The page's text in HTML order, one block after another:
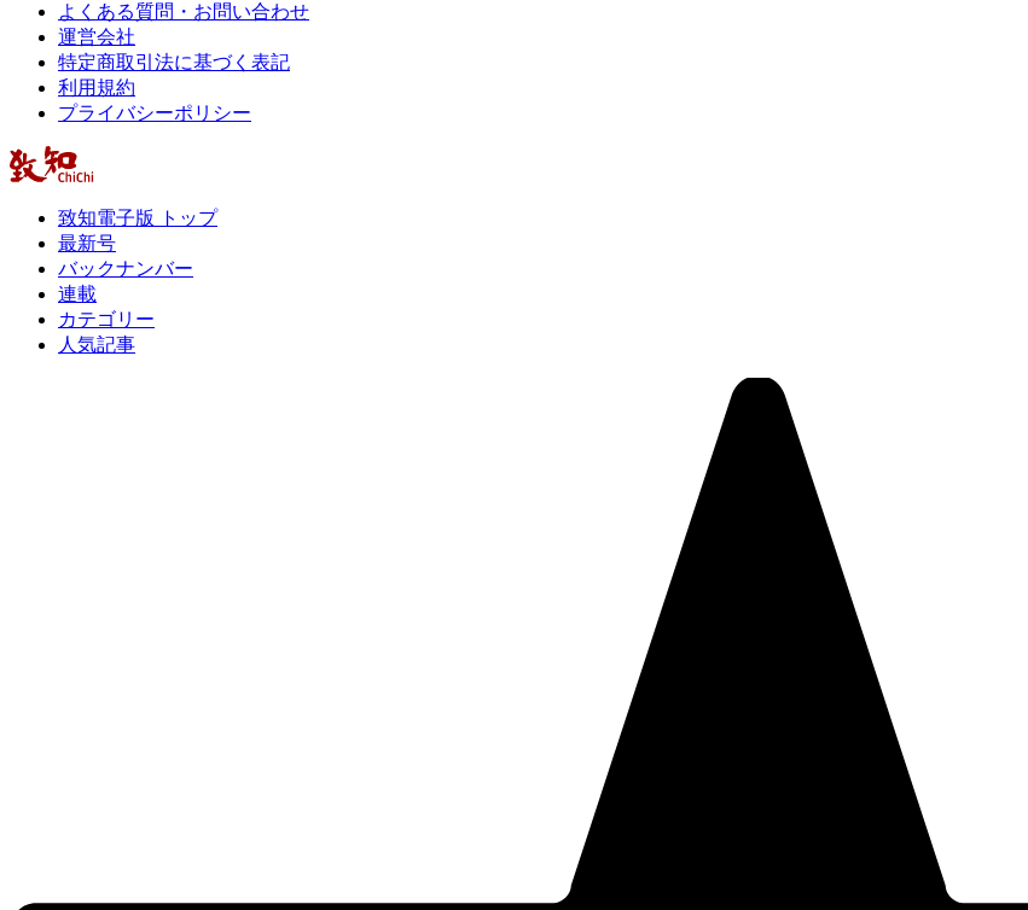
よくある質問・お問い合わせ
運営会社
特定商取引法に基づく表記
利用規約
プライバシーポリシー
致知電子版 トップ
最新号
バックナンバー
連載
カテゴリー
人気記事